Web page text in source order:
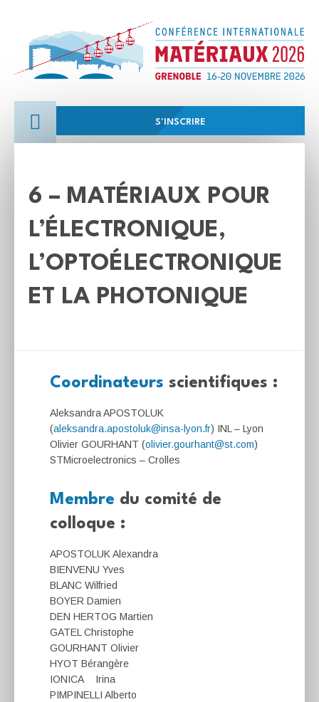
S'INSCRIRE
6 – MATÉRIAUX POUR
L’ÉLECTRONIQUE,
L’OPTOÉLECTRONIQUE
ET LA PHOTONIQUE
Coordinateurs scientifiques :
Aleksandra APOSTOLUK
(aleksandra.apostoluk@insa-lyon.fr) INL – Lyon
Olivier GOURHANT (olivier.gourhant@st.com)
STMicroelectronics – Crolles
Membre du comité de
colloque :
APOSTOLUK Alexandra
BIENVENU Yves
BLANC Wilfried
BOYER Damien
DEN HERTOG Martien
GATEL Christophe
GOURHANT Olivier
HYOT Bérangère
IONICA Irina
PIMPINELLI Alberto